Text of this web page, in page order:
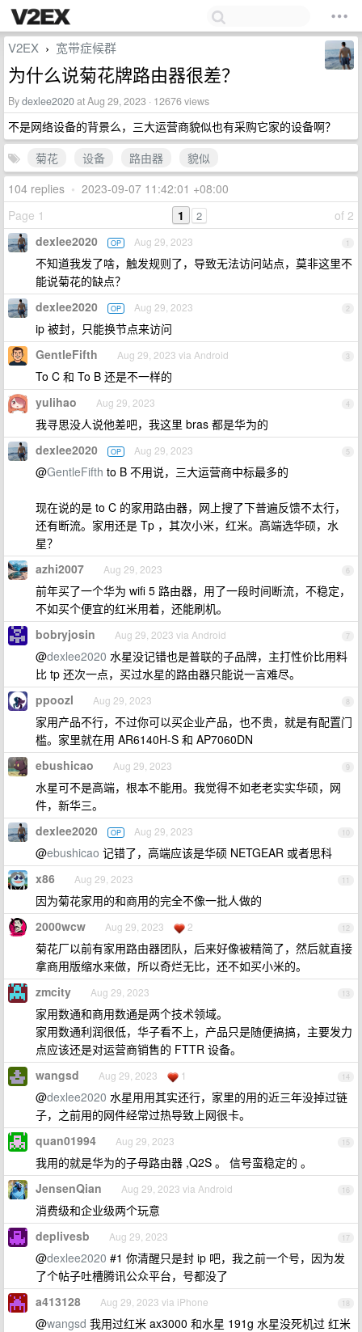
V2EX › 宽带症候群
为什么说菊花牌路由器很差？
Bydexlee2020at Aug 29, 2023 · 12676 views
不是网络设备的背景么，三大运营商貌似也有采购它家的设备啊？
菊花
设备 路由器
貌似
104 replies • 2023-09-07 11:42:01 +08:00
Page 1
of 2
1 2
1
dexlee2020 OP Aug 29, 2023
不知道我发了啥，触发规则了，导致无法访问站点，莫非这里不
能说菊花的缺点？
2
dexlee2020 OP Aug 29, 2023
ip 被封，只能换节点来访问
3
GentleFifth Aug 29, 2023 via Android
To C 和 To B 还是不一样的
4
yulihao Aug 29, 2023
我寻思没人说他差吧，我这里 bras 都是华为的
5
dexlee2020 OP Aug 29, 2023
@GentleFifth to B 不用说，三大运营商中标最多的
现在说的是 to C 的家用路由器，网上搜了下普遍反馈不太行，
还有断流。家用还是 Tp ，其次小米，红米。高端选华硕，水
星？
6
azhi2007 Aug 29, 2023
前年买了一个华为 wifi 5 路由器，用了一段时间断流，不稳定，
不如买个便宜的红米用着，还能刷机。
7
bobryjosin Aug 29, 2023 via Android
@dexlee2020 水星没记错也是普联的子品牌，主打性价比用料
比 tp 还次一点，买过水星的路由器只能说一言难尽。
8
ppoozl Aug 29, 2023
家用产品不行，不过你可以买企业产品，也不贵，就是有配置门
槛。家里就在用 AR6140H-S 和 AP7060DN
9
ebushicao Aug 29, 2023
水星可不是高端，根本不能用。我觉得不如老老实实华硕，网
件，新华三。
10
dexlee2020 OP Aug 29, 2023
@ebushicao 记错了，高端应该是华硕 NETGEAR 或者思科
11
x86 Aug 29, 2023
因为菊花家用的和商用的完全不像一批人做的
12
2000wcw Aug 29, 2023 2
菊花厂以前有家用路由器团队，后来好像被精简了，然后就直接
拿商用版缩水来做，所以奇烂无比，还不如买小米的。
13
zmcity Aug 29, 2023
家用数通和商用数通是两个技术领域。
家用数通利润很低，华子看不上，产品只是随便搞搞，主要发力
点应该还是对运营商销售的 FTTR 设备。
14
wangsd Aug 29, 2023 1
@dexlee2020 水星用用其实还行，家里的用的近三年没掉过链
子，之前用的网件经常过热导致上网很卡。
15
quan01994 Aug 29, 2023
我用的就是华为的子母路由器 ,Q2S 。 信号蛮稳定的 。
16
JensenQian Aug 29, 2023 via Android
消费级和企业级两个玩意
17
deplivesb Aug 29, 2023
@dexlee2020 #1 你清醒只是封 ip 吧，我之前一个号，因为发
了个帖子吐槽腾讯公众平台，号都没了
18
a413128 Aug 29, 2023 via iPhone
@wangsd 我用过红米 ax3000 和水星 191g 水星没死机过 红米